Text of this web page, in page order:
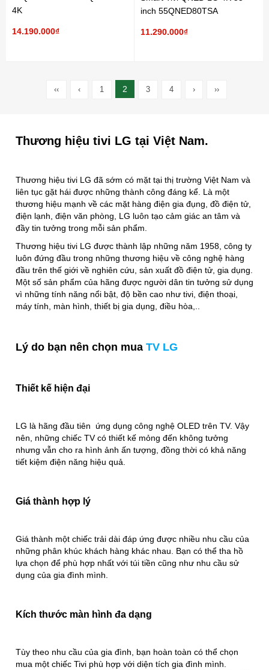
4K
14.190.000₫
inch 55QNED80TSA
11.290.000₫
‹‹ ‹ 1 2 3 4 › ››
Thương hiệu tivi LG tại Việt Nam.
Thương hiệu tivi LG đã sớm có mặt tại thị trường Việt Nam và
liên tục gặt hái được những thành công đáng kể. Là một
thương hiệu mạnh về các mặt hàng điện gia đụng, đồ điện tử,
điện lạnh, điện văn phòng, LG luôn tạo cảm giác an tâm và
đầy tin tưởng trong mỗi sản phẩm.
Thương hiệu tivi LG được thành lập những năm 1958, công ty
luôn đứng đầu trong những thương hiệu về công nghệ hàng
đầu trên thế giới về nghiên cứu, sản xuất đồ điện tử, gia dụng.
Một số sản phẩm của hãng được người dân tin tưởng sử dụng
vì những tính năng nổi bật, độ bền cao như tivi, điện thoại,
máy tính, màn hình, thiết bị gia dụng, điều hòa,..
Lý do bạn nên chọn mua TV LG
Thiết kế hiện đại
LG là hãng đầu tiên ứng dụng công nghệ OLED trên TV. Vậy
nên, những chiếc TV có thiết kế mỏng đến không tưởng
nhưng vẫn cho ra hình ảnh ấn tượng, đồng thời có khả năng
tiết kiệm điện năng hiệu quả.
Giá thành hợp lý
Giá thành một chiếc trải dài đáp ứng được nhiều nhu cầu của
những phân khúc khách hàng khác nhau. Bạn có thể tha hồ
lựa chọn để phù hợp nhất với túi tiền cũng như nhu cầu sử
dụng của gia đình mình.
Kích thước màn hình đa dạng
Tùy theo nhu cầu của gia đình, bạn hoàn toàn có thể chọn
mua một chiếc Tivi phù hợp với diện tích gia đình mình.